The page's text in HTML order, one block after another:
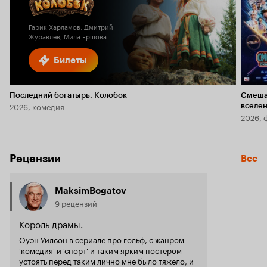
Билеты
Гарик Харламов, Дмитрий
Журавлев, Мила Ершова
Последний богатырь. Колобок
2026, комедия
5.9
2026,
Рецензии Все
MaksimBogatov
9 рецензий
Король драмы.
Оуэн Уилсон в сериале про гольф, с жанром
'комедия' и 'спорт' и таким ярким постером -
устоять перед таким лично мне было тяжело, и